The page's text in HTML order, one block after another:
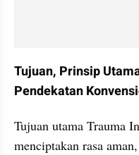
Tujuan, Prinsip
Pendekatan
Tujuan utama Trauma
menciptakan rasa